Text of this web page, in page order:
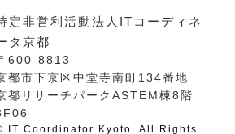
定非営利活動法人ITコーディネ
タ京都
600-8813
都市下京区中堂寺南町134番地
都リサーチパークASTEM棟8階
IT Coordinator Kyoto. All Rights